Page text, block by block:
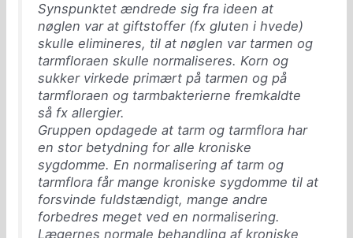
Synspunktet ændrede sig fra ideen at
nøglen var at giftstoffer (fx gluten i hvede)
skulle elimineres, til at nøglen var tarmen og
tarmfloraen skulle normaliseres. Korn og
sukker virkede primært på tarmen og på
tarmfloraen og tarmbakterierne fremkaldte
så fx allergier.
Gruppen opdagede at tarm og tarmflora har
en stor betydning for alle kroniske
sygdomme. En normalisering af tarm og
tarmflora får mange kroniske sygdomme til at
forsvinde fuldstændigt, mange andre
forbedres meget ved en normalisering.
Lægernes normale behandling af kroniske